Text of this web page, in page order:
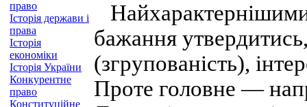
право
Історія держави і
права
Історія
економіки
Історія України
Конкурентне
право
Конституційне
Найхарактернішими
бажання
(згрупованість),
Проте головне —